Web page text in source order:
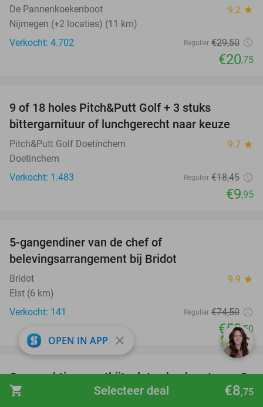
shopping_cart €8,75
Selecteer deal
De Pannenkoekenboot 9.2 star
Nijmegen (+2 locaties) (11 km)
Verkocht: 4.702
Regulier €29,50
€20,75
9 of 18 holes Pitch&Putt Golf + 3 stuks
bittergarnituur of lunchgerecht naar keuze
Pitch&Putt Golf Doetinchem 9.7 star
Doetinchem
Verkocht: 1.483
Regulier €18,45
€9,95
5-gangendiner van de chef of
belevingsarrangement bij Bridot
Bridot 9.9 star
Elst (6 km)
Verkocht: 141
Regulier €74,50
€59,50
36%
favorite_border
Overnachting + ontbijt + late check-out voor 2
in Arnhem
OPEN IN APP close